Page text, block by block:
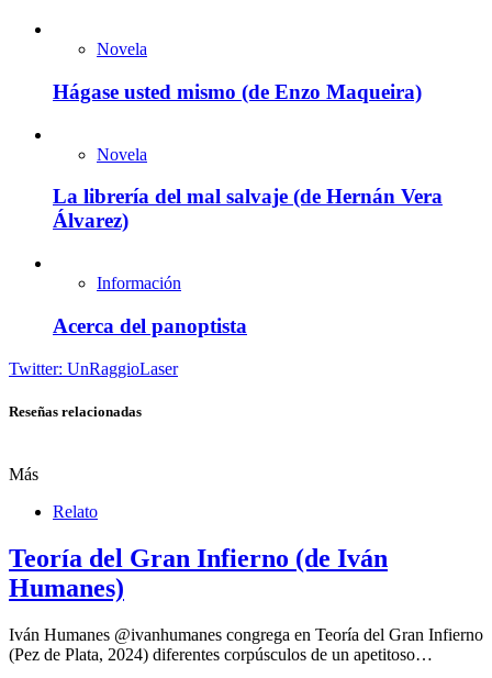
Novela
Hágase usted mismo (de Enzo Maqueira)
Novela
La librería del mal salvaje (de Hernán Vera
Álvarez)
Información
Acerca del panoptista
Twitter: UnRaggioLaser
Reseñas relacionadas
Más
Relato
Teoría del Gran Infierno (de Iván
Humanes)
Iván Humanes @ivanhumanes congrega en Teoría del Gran Infierno
(Pez de Plata, 2024) diferentes corpúsculos de un apetitoso…